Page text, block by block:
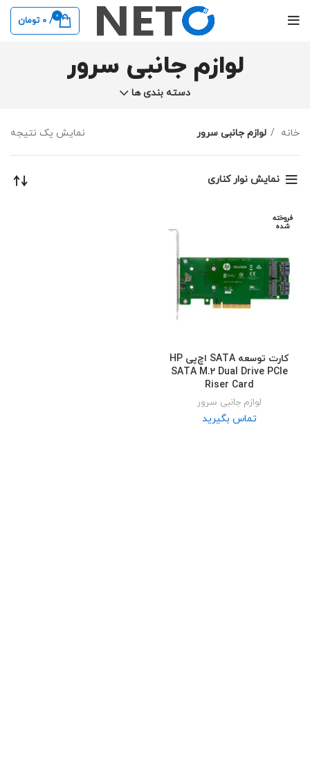
0
/
0 تومان
لوازم جانبی سرور
دسته بندی ها
خانه لوازم جانبی سرور نمایش یک نتیجه
نمایش نوار کناری
فروخته
شده
کارت توسعه SATA اچ‌پی HP
SATA M.2 Dual Drive PCIe
Riser Card
لوازم جانبی سرور
تماس بگیرید